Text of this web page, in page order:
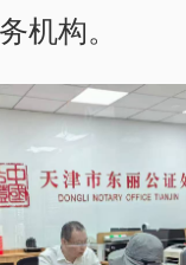
机构。